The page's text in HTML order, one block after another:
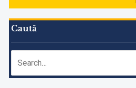
Caută